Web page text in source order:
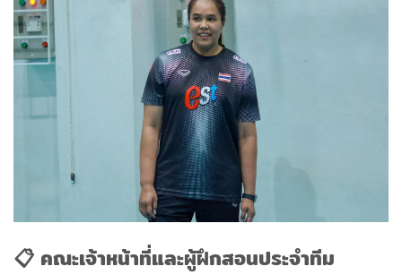
📋 คณะเจ้าหน้าที่และผู้ฝึกสอนประจำทีม